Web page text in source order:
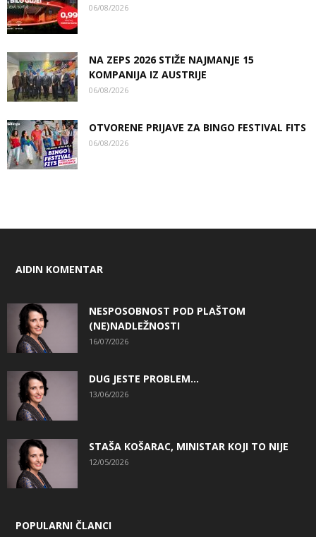
06/08/2026
NA ZEPS 2026 STIŽE NAJMANJE 15
KOMPANIJA IZ AUSTRIJE
06/08/2026
OTVORENE PRIJAVE ZA BINGO FESTIVAL FITS
06/08/2026
AIDIN KOMENTAR
NESPOSOBNOST POD PLAŠTOM
(NE)NADLEŽNOSTI
16/07/2026
DUG JESTE PROBLEM…
13/06/2026
STAŠA KOŠARAC, MINISTAR KOJI TO NIJE
12/05/2026
POPULARNI ČLANCI